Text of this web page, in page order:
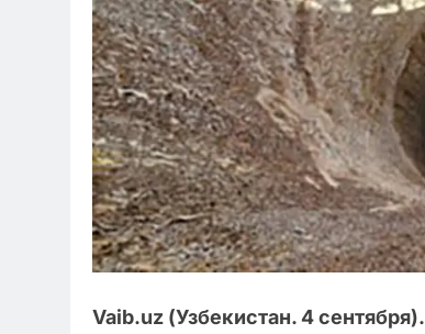
Vaib.uz (Узбекистан. 4 сентября).